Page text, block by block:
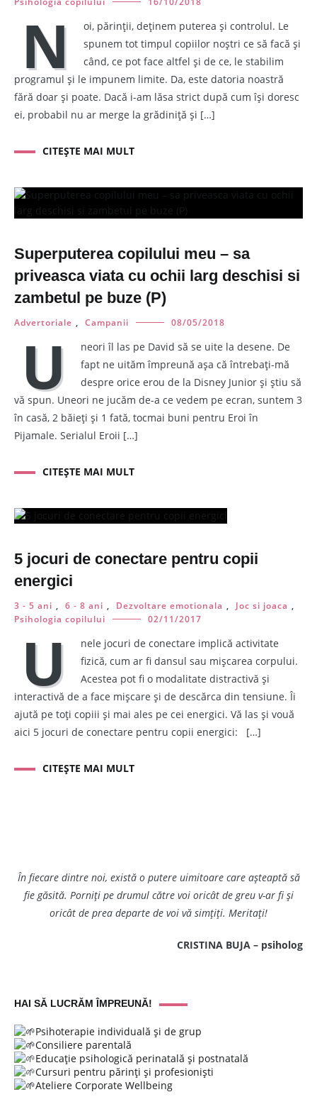
N
oi, părinții, deținem puterea și controlul. Le
spunem tot timpul copiilor noștri ce să facă și
când, ce pot face altfel și de ce, le stabilim
programul și le impunem limite. Da, este datoria noastră
fără doar și poate. Dacă i-am lăsa strict după cum își doresc
ei, probabil nu ar merge la grădiniță și […]
CITEȘTE MAI MULT
Superputerea copilului meu – sa
priveasca viata cu ochii larg deschisi si
zambetul pe buze (P)
Advertoriale , Campanii 08/05/2018
U
neori îl las pe David să se uite la desene. De
fapt ne uităm împreună așa că întrebați-mă
despre orice erou de la Disney Junior și știu să
vă spun. Uneori ne jucăm de-a ce vedem pe ecran, suntem 3
în casă, 2 băieți și 1 fată, tocmai buni pentru Eroi în
Pijamale. Serialul Eroii […]
CITEȘTE MAI MULT
5 jocuri de conectare pentru copii
energici
3 - 5 ani , 6 - 8 ani , Dezvoltare emotionala , Joc si joaca ,
Psihologia copilului
02/11/2017
U
nele jocuri de conectare implică activitate
fizică, cum ar fi dansul sau mișcarea corpului.
Acestea pot fi o modalitate distractivă și
interactivă de a face mișcare și de descărca din tensiune. Îi
ajută pe toți copiii și mai ales pe cei energici. Vă las și vouă
aici 5 jocuri de conectare pentru copii energici: […]
CITEȘTE MAI MULT
În fiecare dintre noi, există o putere uimitoare care așteaptă să
fie găsită. Porniți pe drumul către voi oricât de greu v-ar fi și
oricât de prea departe de voi vă simțiți. Meritați!
CRISTINA BUJA – psiholog
HAI SĂ LUCRĂM ÎMPREUNĂ!
Psihoterapie individuală și de grup
Consiliere parentală
Educație psihologică perinatală și postnatală
Cursuri pentru părinți și profesioniști
Ateliere Corporate Wellbeing